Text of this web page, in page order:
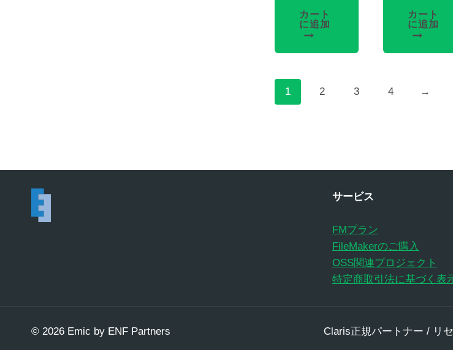
カート
に追加
カート
に追加
1 2 3 4 →
サービス
FMプラン
FileMakerのご購入
OSS関連プロジェクト
特定商取引法に基づく表
© 2026 Emic by ENF Partners Claris正規パートナー / リ